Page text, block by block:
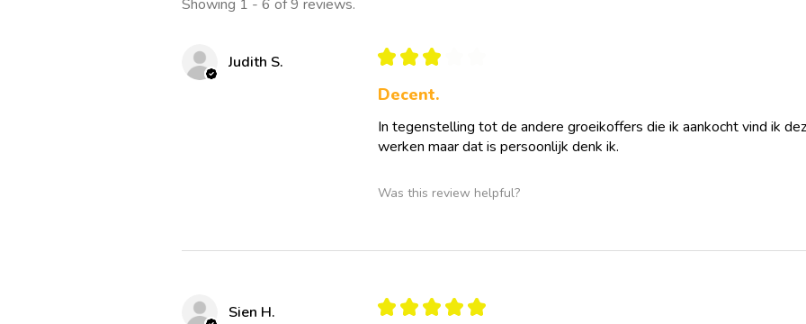
Zelfontwikkeling
gezamenlijke
Verdiepende
oorspronkelijke
koppels
Showing 1 - 6 of 9 reviews.
Judith S. ★ ★ ★
Decent.
In tegenstelling tot de andere groeikoffers die ik aankocht vind ik
werken maar dat is persoonlijk denk ik.
Was this review helpful?
Sien H. ★ ★ ★ ★ ★